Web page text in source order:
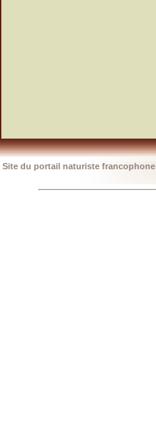
Site du portail naturiste francophone